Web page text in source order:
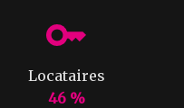
Locataires
46 %